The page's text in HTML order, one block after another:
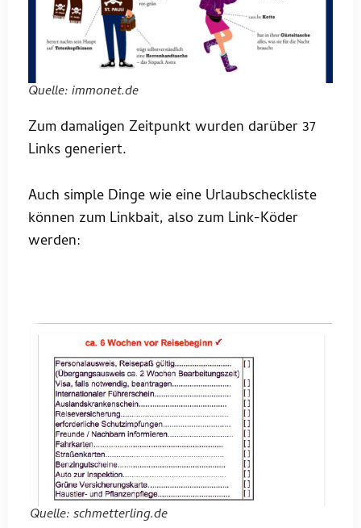
Quelle: immonet.de
Zum damaligen Zeitpunkt wurden darüber 37
Links generiert.
Auch simple Dinge wie eine Urlaubscheckliste
können zum Linkbait, also zum Link-Köder
werden:
Quelle: schmetterling.de